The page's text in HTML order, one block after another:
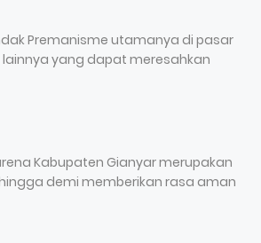
Premanisme utamanya di pasar
yang dapat meresahkan
Kabupaten Gianyar merupakan
demi memberikan rasa aman